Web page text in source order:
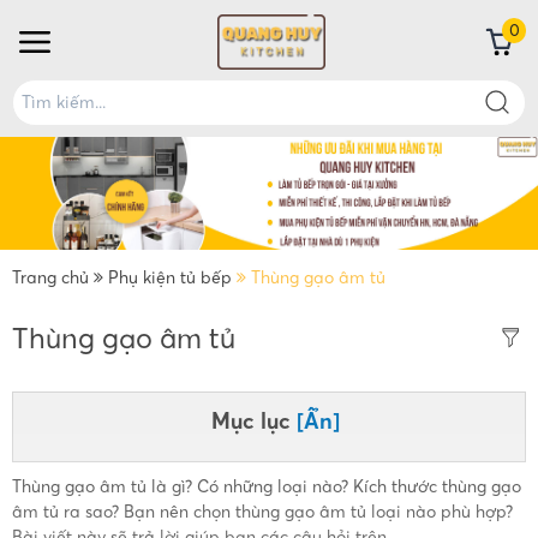
0
Trang chủ Phụ kiện tủ bếp Thùng gạo âm tủ
Thùng gạo âm tủ
Mục lục [Ẩn]
Thùng gạo âm tủ là gì? Có những loại nào? Kích thước thùng gạo
âm tủ ra sao? Bạn nên chọn thùng gạo âm tủ loại nào phù hợp?